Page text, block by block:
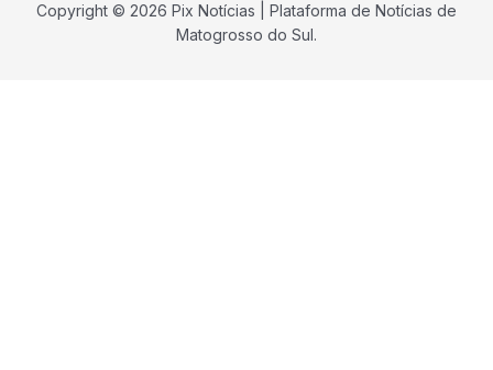
Copyright © 2026 Pix Notícias | Plataforma de Notícias de
Matogrosso do Sul.